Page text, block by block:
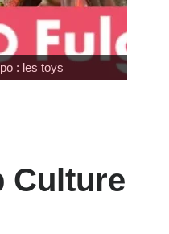
: les toys
Culture